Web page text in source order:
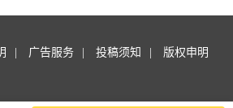
广告服务 投稿须知 版权申明